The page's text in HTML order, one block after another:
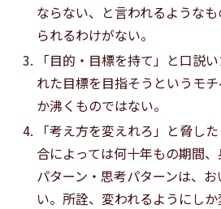
ならない、と言われるような
られるわけがない。
「目的・目標を持て」と口説
れた目標を目指そうというモ
か沸くものではない。
「考え方を変えれろ」と脅し
合によっては何十年もの期間
パターン・思考パターンは、
い。所詮、変われるようにしか